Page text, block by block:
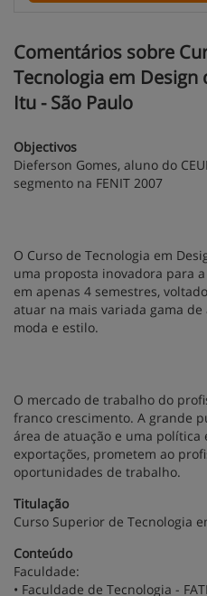
Comentários sobre
Tecnologia em Design
Itu - São Paulo
Objectivos
Dieferson Gomes, aluno do
segmento na FENIT 2007
O Curso de Tecnologia em
uma proposta inovadora para
em apenas 4 semestres,
atuar na mais variada gama
moda e estilo.
O mercado de trabalho do
franco crescimento. A grande
área de atuação e uma política
exportações, prometem ao
oportunidades de trabalho.
Titulação
Curso Superior de Tecnologia
Conteúdo
Faculdade:
• Faculdade de Tecnologia -